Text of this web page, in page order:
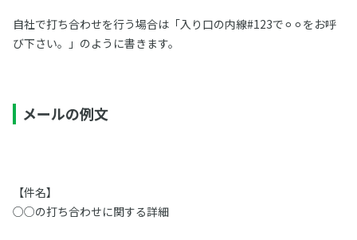
自社で打ち合わせを行う場合は「入り口の内線#123で⚪︎⚪︎をお呼
び下さい。」のように書きます。
メールの例文
【件名】
○○の打ち合わせに関する詳細